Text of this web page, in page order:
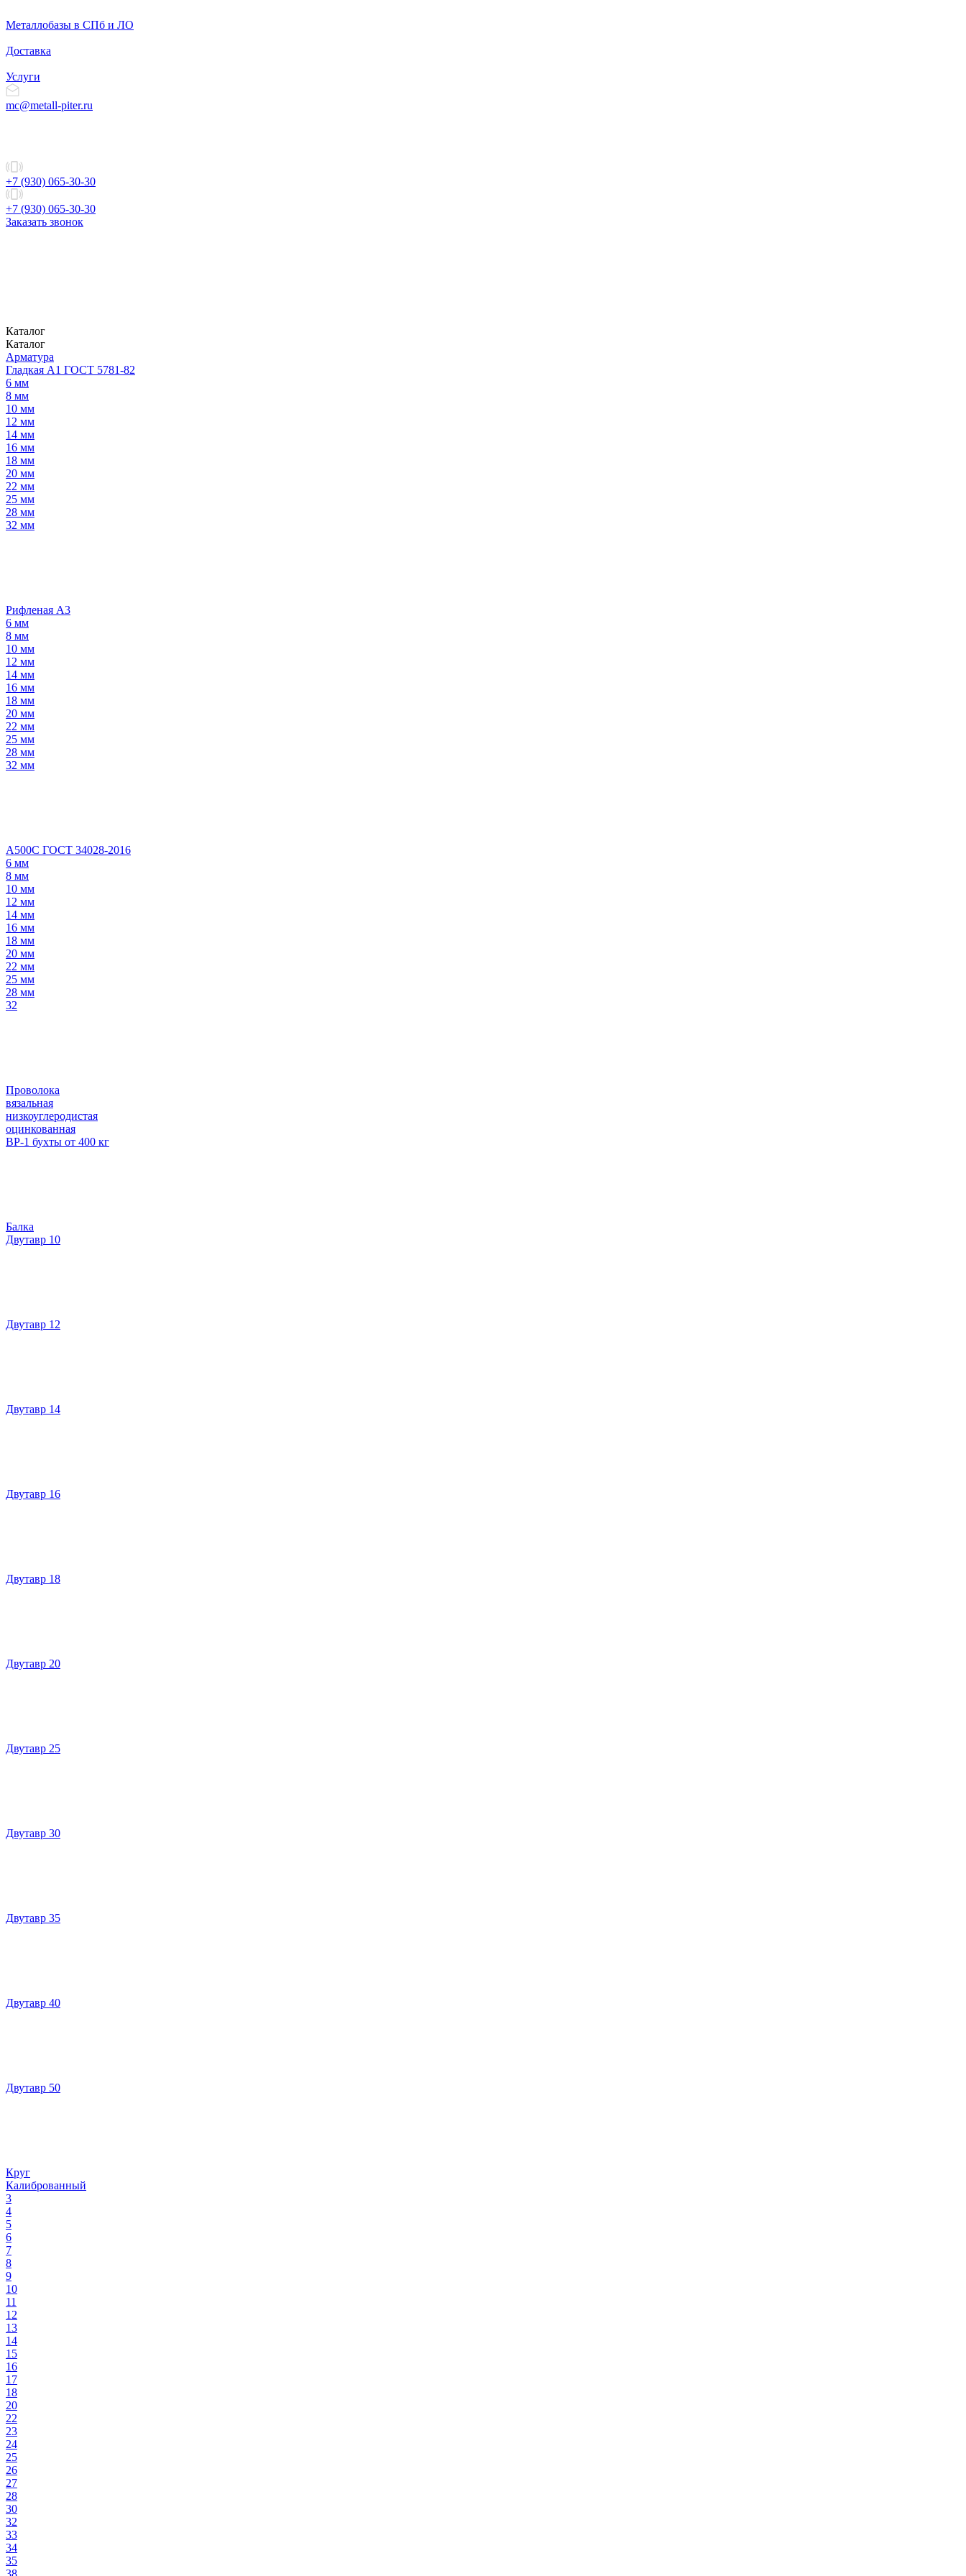
Металлобазы в СПб и ЛО
Доставка
Услуги
mc@metall-piter.ru
+7 (930) 065-30-30
+7 (930) 065-30-30
Заказать звонок
Каталог
Каталог
Арматура
Гладкая А1 ГОСТ 5781-82
6 мм
8 мм
10 мм
12 мм
14 мм
16 мм
18 мм
20 мм
22 мм
25 мм
28 мм
32 мм
Рифленая А3
6 мм
8 мм
10 мм
12 мм
14 мм
16 мм
18 мм
20 мм
22 мм
25 мм
28 мм
32 мм
А500С ГОСТ 34028-2016
6 мм
8 мм
10 мм
12 мм
14 мм
16 мм
18 мм
20 мм
22 мм
25 мм
28 мм
32
Проволока
вязальная
низкоуглеродистая
оцинкованная
ВР-1 бухты от 400 кг
Балка
Двутавр 10
Двутавр 12
Двутавр 14
Двутавр 16
Двутавр 18
Двутавр 20
Двутавр 25
Двутавр 30
Двутавр 35
Двутавр 40
Двутавр 50
Круг
Калиброванный
3
4
5
6
7
8
9
10
11
12
13
14
15
16
17
18
20
22
23
24
25
26
27
28
30
32
33
34
35
38